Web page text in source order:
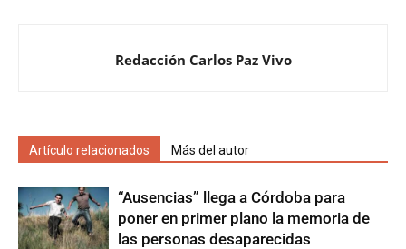
Redacción Carlos Paz Vivo
Artículo relacionados Más del autor
“Ausencias” llega a Córdoba para
poner en primer plano la memoria de
las personas desaparecidas